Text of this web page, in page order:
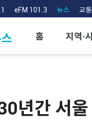
eFM 101.3 뉴스 교
홈 지역·
년간 서